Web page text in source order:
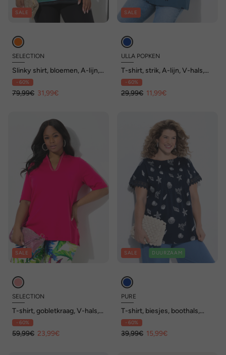
SALE
SELECTION
Slinky shirt, bloemen, A-lijn,
V-hals, korte mouw
- 60%
79,99€ 31,99€
SALE
ULLA POPKEN
T-shirt, strik, A-lijn, V-hals,
korte mouwen
- 60%
29,99€ 11,99€
SALE
SELECTION
T-shirt, gobletkraag, V-hals,
halve mouwen
- 60%
59,99€ 23,99€
SALE DUURZAAM
PURE
T-shirt, biesjes, boothals,
mouwloos, biologisch katoen
- 60%
39,99€ 15,99€